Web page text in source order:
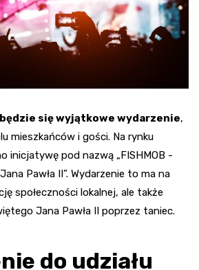
się wyjątkowe wydarzenie,
mieszkańców i gości. Na rynku
inicjatywę pod nazwą „FISHMOB -
Pawła II”. Wydarzenie to ma na
społeczności lokalnej, ale także
Jana Pawła II poprzez taniec.
do udziału